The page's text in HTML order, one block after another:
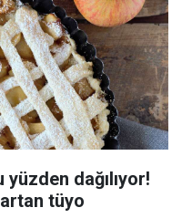
dağılıyor!
tüyo